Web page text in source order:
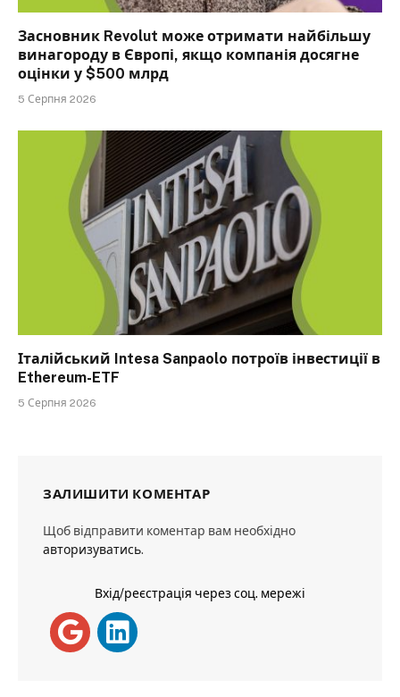
Засновник Revolut може отримати найбільшу
винагороду в Європі, якщо компанія досягне
оцінки у $500 млрд
5 Серпня 2026
Італійський Intesa Sanpaolo потроїв інвестиції в
Ethereum-ETF
5 Серпня 2026
ЗАЛИШИТИ КОМЕНТАР
Щоб відправити коментар вам необхідно
авторизуватись.
Вхід/реєстрація через соц. мережі